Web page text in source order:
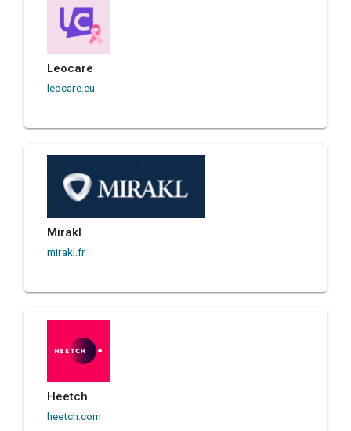
Leocare
leocare.eu
Mirakl
mirakl.fr
Heetch
heetch.com